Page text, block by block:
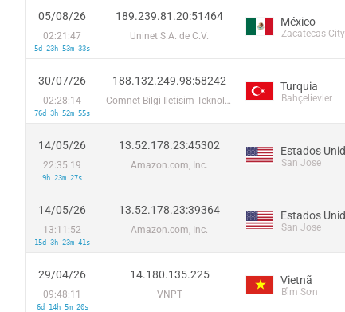
05/08/26
02:21:47
5d 23h 53m 33s
189.239.81.20:51464
Uninet S.A. de C.V.
México
Zacatecas City
30/07/26
02:28:14
76d 3h 52m 55s
188.132.249.98:58242
Comnet Bilgi Iletisim Teknolojileri Ticaret A.S.
Turquia
Bahçelievler
14/05/26
22:35:19
9h 23m 27s
13.52.178.23:45302
Amazon.com, Inc.
Estados
San Jose
14/05/26
13:11:52
15d 3h 23m 41s
13.52.178.23:39364
Amazon.com, Inc.
Estados
San Jose
29/04/26
09:48:11
6d 14h 5m 20s
14.180.135.225
VNPT
Vietnã
Bỉm Sơn